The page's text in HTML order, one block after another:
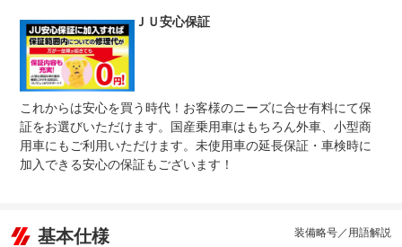
免責金 無し
保証修理
受付先
-
法定整備
※車検なし・車検整備付の場合は法定24ヶ月点検整備付
※商用車は6ヶ月または12ヶ月点検整備付
法定整備
について
ＪＵ安心保証
これからは安心を買う時代！お客様のニーズに合せ有料にて保
証をお選びいただけます。国産乗用車はもちろん外車、小型商
用車にもご利用いただけます。未使用車の延長保証・車検時に
加入できる安心の保証もございます！
基本仕様 装備略号／用語解説